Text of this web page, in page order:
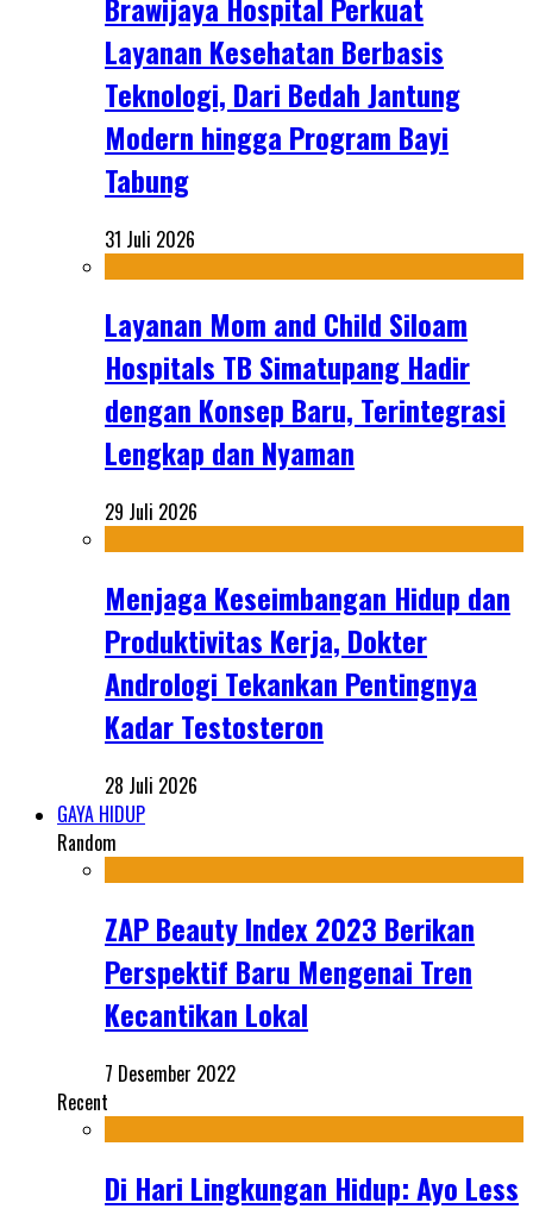
Layanan Kesehatan Berbasis
Teknologi, Dari Bedah Jantung
Modern hingga Program Bayi
Tabung
31 Juli 2026
Layanan Mom and Child Siloam
Hospitals TB Simatupang Hadir
dengan Konsep Baru, Terintegrasi
Lengkap dan Nyaman
29 Juli 2026
Menjaga Keseimbangan Hidup dan
Produktivitas Kerja, Dokter
Andrologi Tekankan Pentingnya
Kadar Testosteron
28 Juli 2026
GAYA HIDUP
Random
ZAP Beauty Index 2023 Berikan
Perspektif Baru Mengenai Tren
Kecantikan Lokal
7 Desember 2022
Recent
Di Hari Lingkungan Hidup: Ayo Less